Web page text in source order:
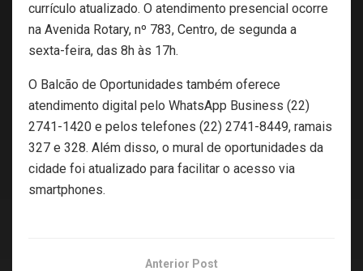
currículo atualizado. O atendimento presencial ocorre
na Avenida Rotary, nº 783, Centro, de segunda a
sexta-feira, das 8h às 17h.
O Balcão de Oportunidades também oferece
atendimento digital pelo WhatsApp Business (22)
2741-1420 e pelos telefones (22) 2741-8449, ramais
327 e 328. Além disso, o mural de oportunidades da
cidade foi atualizado para facilitar o acesso via
smartphones.
Anterior Post